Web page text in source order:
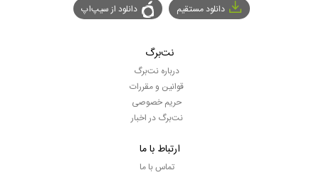
دانلود مستقیم دانلود از سیپ‌اپ
نت‌برگ
درباره نت‌برگ
قوانین و مقررات
حریم خصوصی
نت‌برگ در اخبار
ارتباط با ما
تماس با ما